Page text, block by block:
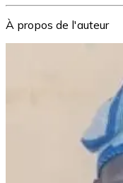
À propos de l'auteur